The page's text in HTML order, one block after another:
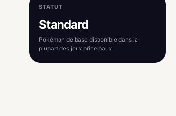
STATUT
Standard
Pokémon de base disponible dans la
plupart des jeux principaux.